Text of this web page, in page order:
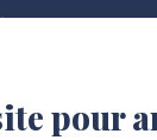
Jules Verne -
pour